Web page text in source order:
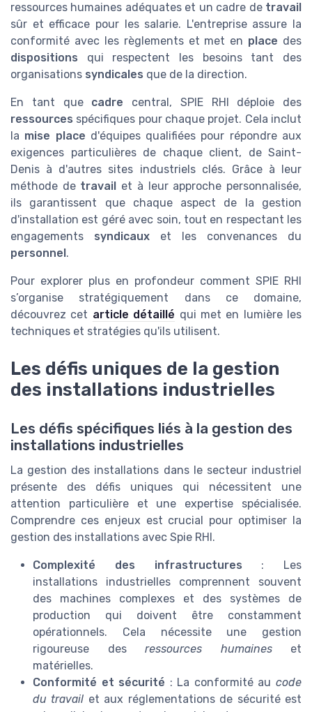
ressources humaines adéquates et un cadre de travail
sûr et efficace pour les salarie. L'entreprise assure la
conformité avec les règlements et met en place des
dispositions qui respectent les besoins tant des
organisations syndicales que de la direction.
En tant que cadre central, SPIE RHI déploie des
ressources spécifiques pour chaque projet. Cela inclut
la mise place d'équipes qualifiées pour répondre aux
exigences particulières de chaque client, de Saint-
Denis à d'autres sites industriels clés. Grâce à leur
méthode de travail et à leur approche personnalisée,
ils garantissent que chaque aspect de la gestion
d'installation est géré avec soin, tout en respectant les
engagements syndicaux et les convenances du
personnel.
Pour explorer plus en profondeur comment SPIE RHI
s’organise stratégiquement dans ce domaine,
découvrez cet article détaillé qui met en lumière les
techniques et stratégies qu'ils utilisent.
Les défis uniques de la gestion
des installations industrielles
Les défis spécifiques liés à la gestion des
installations industrielles
La gestion des installations dans le secteur industriel
présente des défis uniques qui nécessitent une
attention particulière et une expertise spécialisée.
Comprendre ces enjeux est crucial pour optimiser la
gestion des installations avec Spie RHI.
Complexité des infrastructures : Les
installations industrielles comprennent souvent
des machines complexes et des systèmes de
production qui doivent être constamment
opérationnels. Cela nécessite une gestion
rigoureuse des ressources humaineset
matérielles.
Conformité et sécurité : La conformité aucode
du travail et aux réglementations de sécurité est